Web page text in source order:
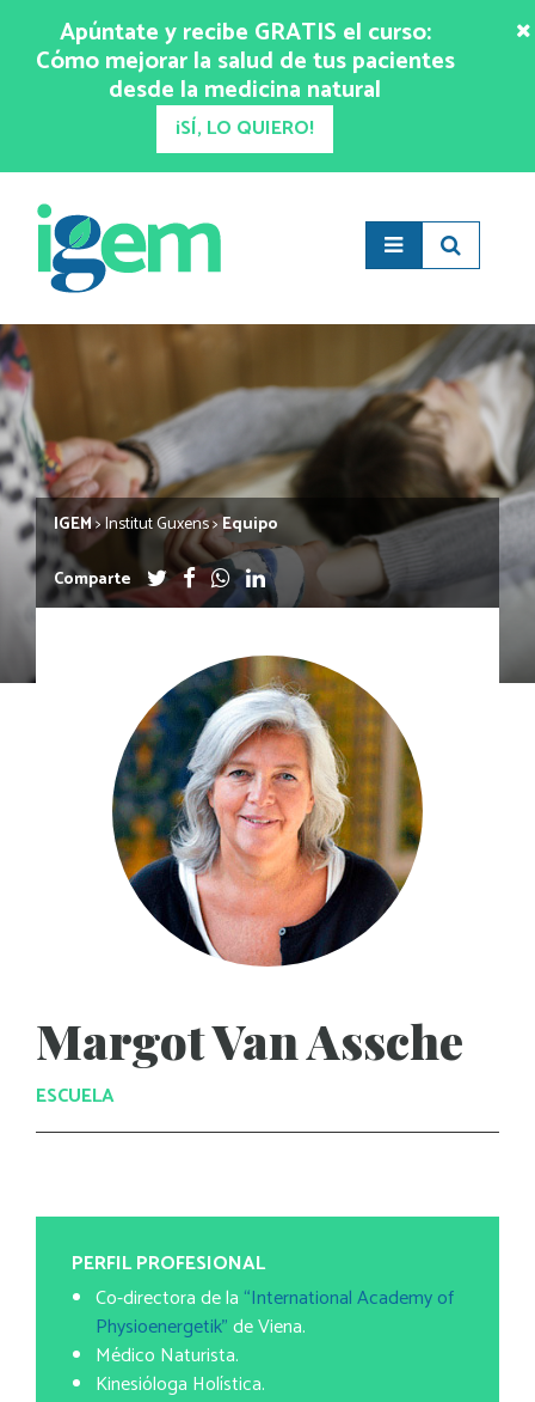
Apúntate y recibe GRATIS el curso:
Cómo mejorar la salud de tus pacientes
desde la medicina natural
¡SÍ, LO QUIERO!
IGEM>Institut Guxens>Equipo
Comparte
Margot Van Assche
ESCUELA
PERFIL PROFESIONAL
Co-directora de la “International Academy of
Physioenergetik”de Viena.
Médico Naturista.
Kinesióloga Holística.